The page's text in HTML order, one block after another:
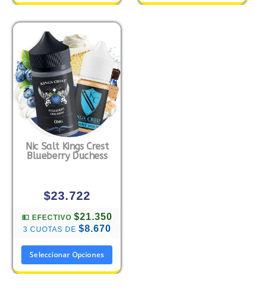
Nic Salt Kings Crest
Blueberry Duchess
$23.722
💵 EFECTIVO $21.350
3 CUOTAS DE $8.670
Seleccionar Opciones